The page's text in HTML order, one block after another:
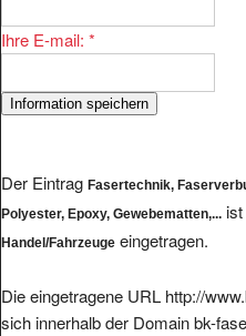
Ihre E-mail: *
Der Eintrag Fasertechnik,
Polyester, Epoxy, Gewebematten,...
Handel/Fahrzeuge eingetragen.
Die eingetragene URL http://
sich innerhalb der Domain bk-